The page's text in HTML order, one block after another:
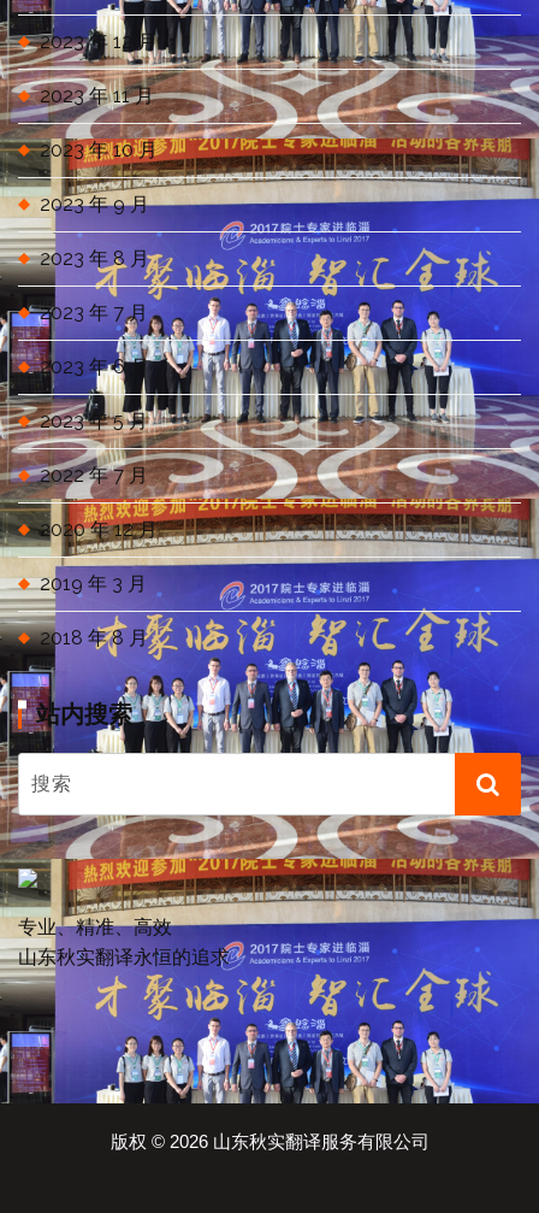
2023 年 12 月
2023 年 11 月
2023 年 10 月
2023 年 9 月
2023 年 8 月
2023 年 7 月
2023 年 6 月
2023 年 5 月
2022 年 7 月
2020 年 12 月
2019 年 3 月
2018 年 8 月
站内搜索
专业、精准、高效
山东秋实翻译永恒的追求
版权 © 2026 山东秋实翻译服务有限公司